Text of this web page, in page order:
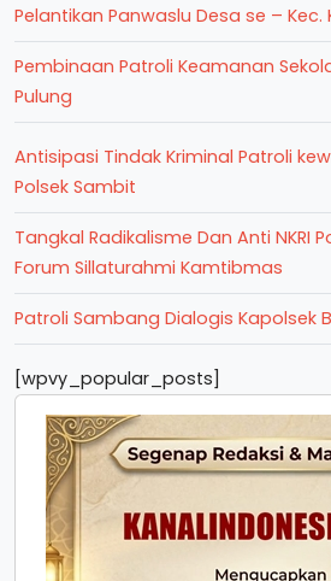
Pelantikan Panwaslu Desa se – Kec.
Pembinaan Patroli Keamanan
Pulung
Antisipasi Tindak Kriminal Patroli
Polsek Sambit
Tangkal Radikalisme Dan Anti NKRI
Forum Sillaturahmi Kamtibmas
Patroli Sambang Dialogis Kapolsek
[wpvy_popular_posts]